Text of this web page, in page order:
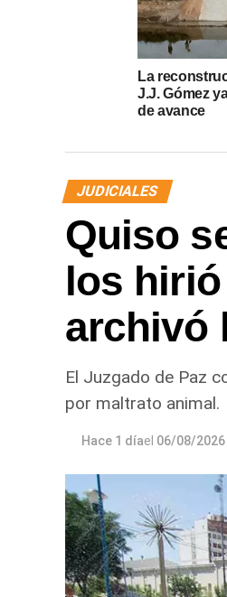
La
J.J. Gómez
de avance
JUDICIALES
Quiso
los
archivó
El Juzgado de Paz
por maltrato animal.
Hace 1 díael 06/08/2026